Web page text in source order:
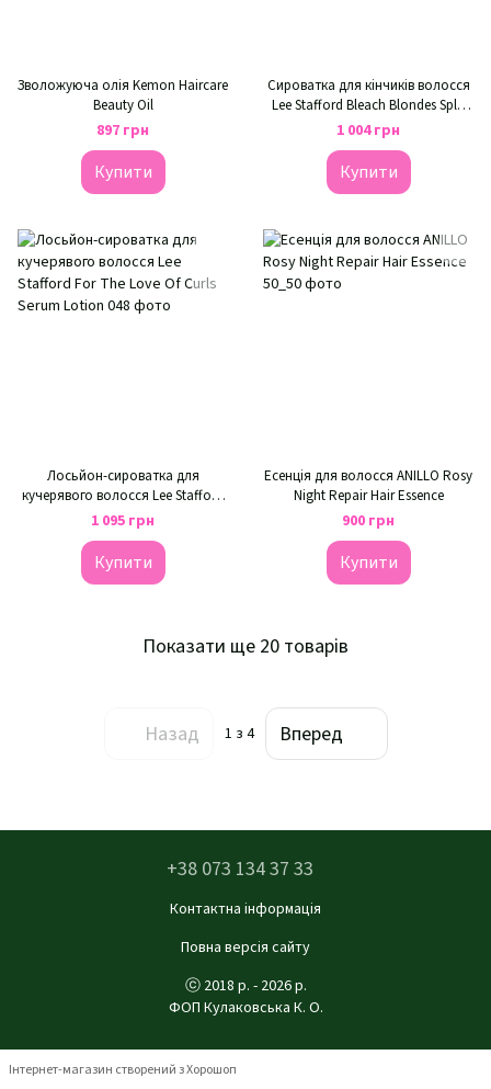
Зволожуюча олія Kemon Haircare
Beauty Oil
897 грн
Купити
Сироватка для кінчиків волосся
Lee Stafford Bleach Blondes Split
End Serum
1 004 грн
Купити
Лосьйон-сироватка для
кучерявого волосся Lee Stafford
For The Love Of Curls Serum Lotion
1 095 грн
Купити
Есенція для волосся ANILLO Rosy
Night Repair Hair Essence
900 грн
Купити
Показати ще 20 товарів
Назад 1 з 4 Вперед
+38 073 134 37 33
Контактна інформація
Повна версія сайту
ⓒ 2018 р. - 2026 р.
ФОП Кулаковська К. О.
Інтернет-магазин створений з Хорошоп